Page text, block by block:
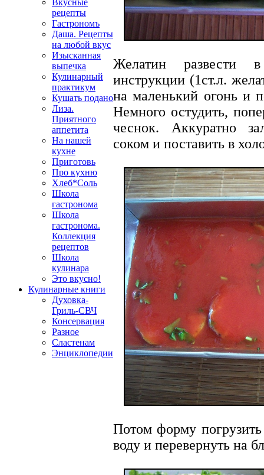
рецепты
Гастрономъ
Даша. Рецепты
на любой вкус
Изысканная
выпечка
Кулинарный
практикум
Кушать подано
Лиза.
Приятного
аппетита
На нашей
кухне
Приготовь
Про кухню
Хлеб*Соль
Школа
гастронома
Школа
гастронома.
Коллекция
рецептов
Школа
кулинара
Это вкусно!
Кулинарные книги
Духовка-
Гриль-СВЧ
Консервация
Разное
Сластенам
Энциклопедии
Желатин развести
инструкции (1ст.л.
на маленький огонь и
Немного остудить,
чеснок. Аккуратно
соком и поставить в
Потом форму
воду и перевернуть на